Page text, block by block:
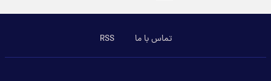
تماس با ما RSS